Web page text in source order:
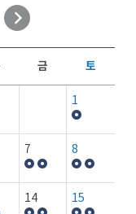
금 토
1
7 8
14 15